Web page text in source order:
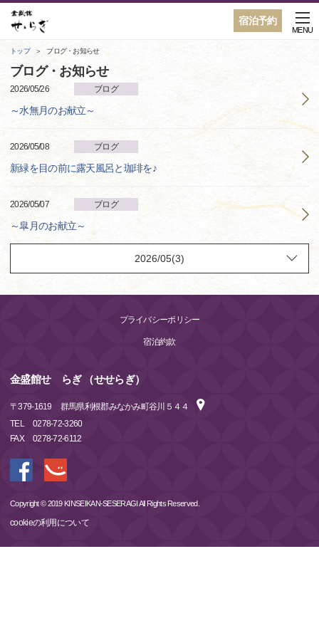
宿泊予約
MENU
トップ ブログ・お知らせ
ブログ・お知らせ
2026/05/26 ブログ
～水無月のお献立～
2026/05/08 ブログ
新緑を目の前に露天風呂と珈琲を♪
2026/05/07 ブログ
～皐月のお献立～
プライバシーポリシー
宿泊約款
金盛館せゝらぎ （せせらぎ）
〒379-1619
群馬県利根郡みなかみ町谷川５４４
TEL
0278-72-3260
FAX
0278-72-6112
Copyright © 2019 KINSEIKAN-SESERAGI All Rights Reserved.
cookieの利用について